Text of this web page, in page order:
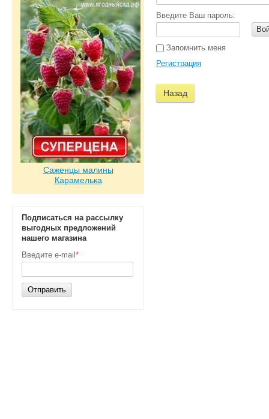
Саженцы малины
Карамелька
Подписаться на рассылку
выгодных предложений
нашего магазина
Введите e-mail *
Отправить
Введите Ваш пароль:
Запомнить меня
Регистрация
Назад